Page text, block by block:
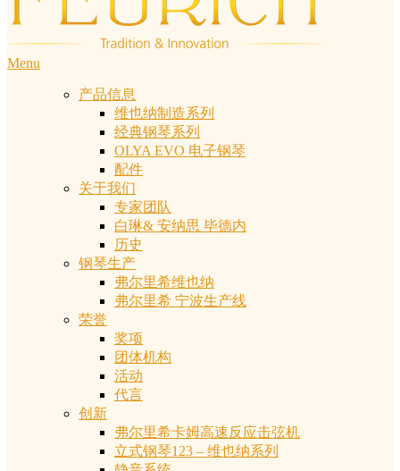
Menu
产品信息
维也纳制造系列
经典钢琴系列
OLYA EVO 电子钢琴
配件
关于我们
专家团队
白琳& 安纳思 毕德内
历史
钢琴生产
弗尔里希维也纳
弗尔里希 宁波生产线
荣誉
奖项
团体机构
活动
代言
创新
弗尔里希卡姆高速反应击弦机
立式钢琴123 – 维也纳系列